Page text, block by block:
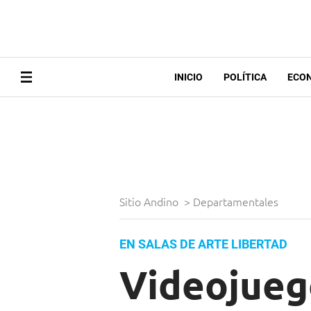
INICIO POLÍTICA
Sitio Andino > Departamentales
EN SALAS DE ARTE LIBERTAD